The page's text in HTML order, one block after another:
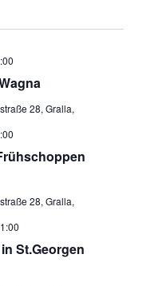
28, Gralla,
28, Gralla,
St.Georgen